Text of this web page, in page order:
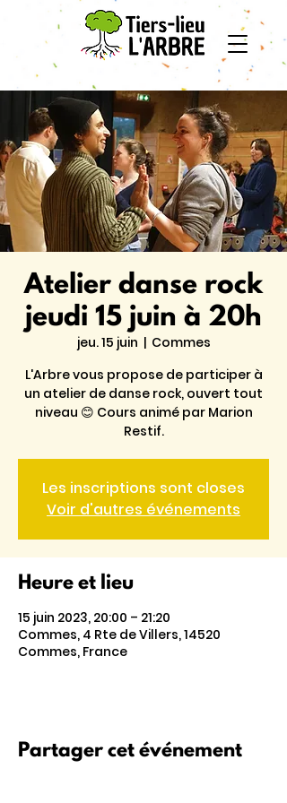
Atelier danse rock
jeudi 15 juin à 20h
jeu. 15 juin
  |
Commes
L'Arbre vous propose de participer à
un atelier de danse rock, ouvert tout
niveau 😊 Cours animé par Marion
Restif.
Les inscriptions sont closes
Voir d'autres événements
Heure et lieu
15 juin 2023, 20:00 – 21:20
Commes, 4 Rte de Villers, 14520
Commes, France
Partager cet événement